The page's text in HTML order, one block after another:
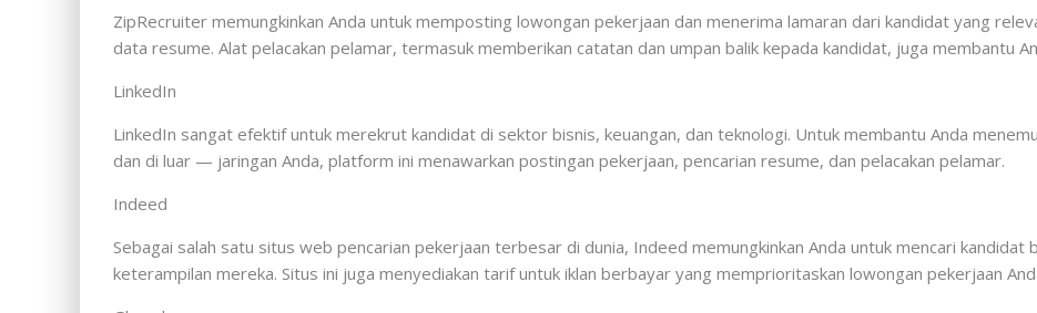
ZipRecruiter memungkinkan Anda untuk memposting lowongan pekerjaan dan menerima lamaran dari kandidat yang
data resume. Alat pelacakan pelamar, termasuk memberikan catatan dan umpan balik kepada kandidat, juga membantu
LinkedIn
LinkedIn sangat efektif untuk merekrut kandidat di sektor bisnis, keuangan, dan teknologi. Untuk membantu Anda
dan di luar — jaringan Anda, platform ini menawarkan postingan pekerjaan, pencarian resume, dan pelacakan pelamar.
Indeed
Sebagai salah satu situs web pencarian pekerjaan terbesar di dunia, Indeed memungkinkan Anda untuk mencari kandidat
keterampilan mereka. Situs ini juga menyediakan tarif untuk iklan berbayar yang memprioritaskan lowongan pekerjaan